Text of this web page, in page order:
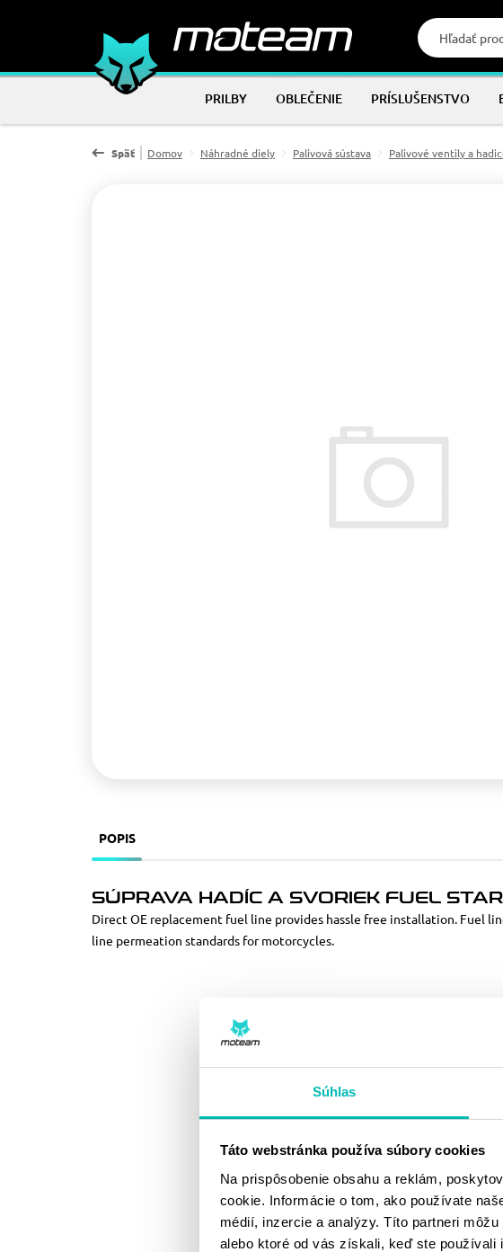
Súhlas
Táto webstránka používa súbory cookies
Na prispôsobenie obsahu a reklám,
cookie. Informácie o tom, ako používate
médií, inzercie a analýzy. Títo partneri
alebo ktoré od vás získali, keď ste používali
PRILBY OBLEČENIE PRÍSLUŠENSTVO
Späť Domov Náhradné diely Palivová sústava Palivové ventily a
POPIS
SÚPRAVA HADÍC A SVORIEK FUEL STAR
Direct OE replacement fuel line provides hassle free installation. Fuel
line permeation standards for motorcycles.